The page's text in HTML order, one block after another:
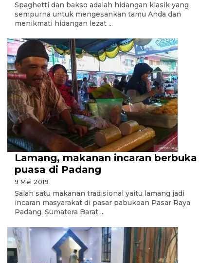
Spaghetti dan bakso adalah hidangan klasik yang
sempurna untuk mengesankan tamu Anda dan
menikmati hidangan lezat ...
Lamang, makanan incaran berbuka
puasa di Padang
9 Mei 2019
Salah satu makanan tradisional yaitu lamang jadi
incaran masyarakat di pasar pabukoan Pasar Raya
Padang, Sumatera Barat ...